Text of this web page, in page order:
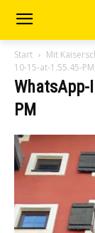
Start Mit
10-15-at-1.55.45-PM
PM